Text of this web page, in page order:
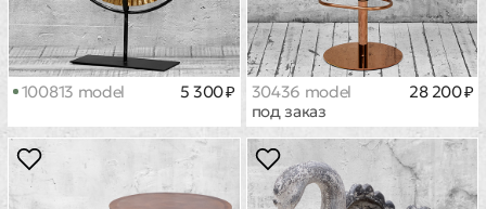
100813 model 5 300 ₽
30436 model
под заказ
28 200 ₽